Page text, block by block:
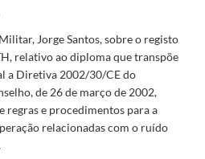
Jorge Santos, sobre o registo
relativo ao diploma que transpõe
a Diretiva 2002/30/CE do
de 26 de março de 2002,
regras e procedimentos para a
relacionadas com o ruído